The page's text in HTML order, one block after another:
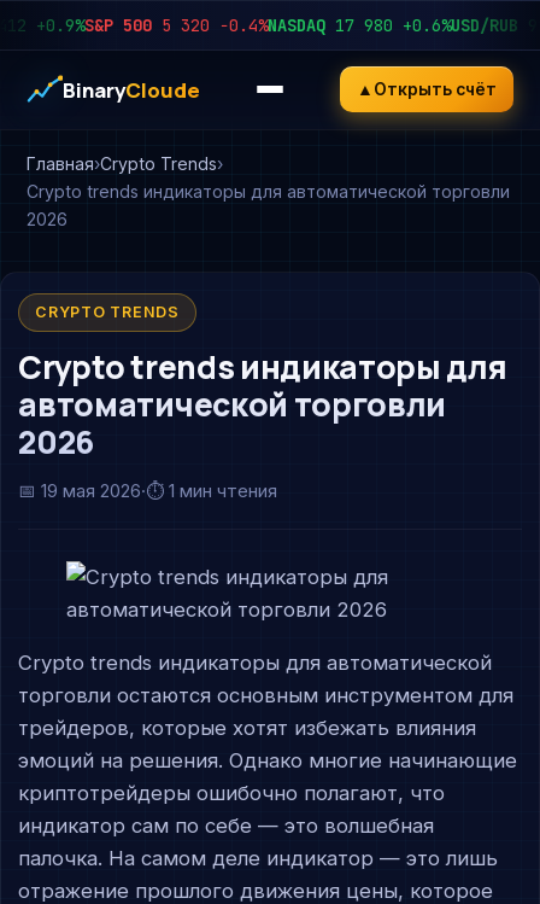
S&P 500 5 320 −0.4%NASDAQ 17 980 +0.6%USD/RUB 92.45
BinaryCloude ▲ Открыть счёт
Главная Crypto Trends
Crypto trends индикаторы для автоматической торговли
2026
CRYPTO TRENDS
Crypto trends индикаторы для
автоматической торговли
2026
📅19 мая 2026·⏱ 1 мин чтения
Crypto trends индикаторы для автоматической
торговли остаются основным инструментом для
трейдеров, которые хотят избежать влияния
эмоций на решения. Однако многие начинающие
криптотрейдеры ошибочно полагают, что
индикатор сам по себе — это волшебная
палочка. На самом деле индикатор — это лишь
отражение прошлого движения цены, которое